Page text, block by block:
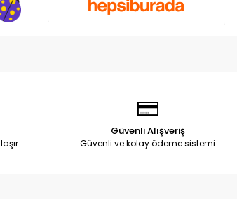
Güvenli Alışveriş
Güvenli ve kolay ödeme sistemi